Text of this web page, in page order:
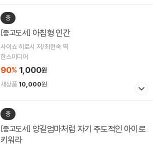
중
[중고도서] 아침형 인간
사이쇼 히로시 저/최현숙 역
한스미디어
90% 1,000원
새상품 10,000원
중
[중고도서]
키워라